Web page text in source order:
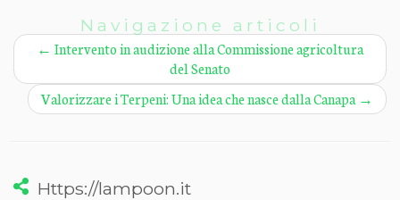
Navigazione articoli
← Intervento in audizione alla Commissione agricoltura
del Senato
Valorizzare i Terpeni: Una idea che nasce dalla Canapa →
Https://lampoon.it